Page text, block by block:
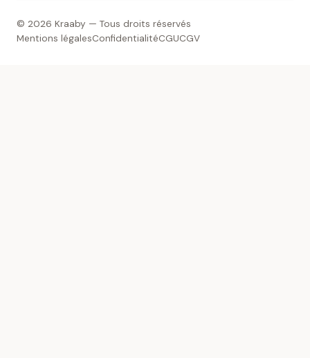
© 2026 Kraaby — Tous droits réservés
Mentions légalesConfidentialitéCGUCGV